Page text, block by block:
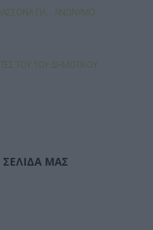
ΓΙΑ… ΑΝΏΝΥΜΟ
ΤΟΥ 1ΟΥ ΔΗΜΟΤΙΚΟΎ
ΜΑΣ